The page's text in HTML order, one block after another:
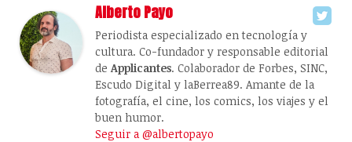
Alberto Payo
Periodista especializado en tecnología y
cultura. Co-fundador y responsable editorial
deApplicantes. Colaborador de Forbes, SINC,
Escudo Digital y laBerrea89. Amante de la
fotografía, el cine, los comics, los viajes y el
buen humor.
Seguir a @albertopayo